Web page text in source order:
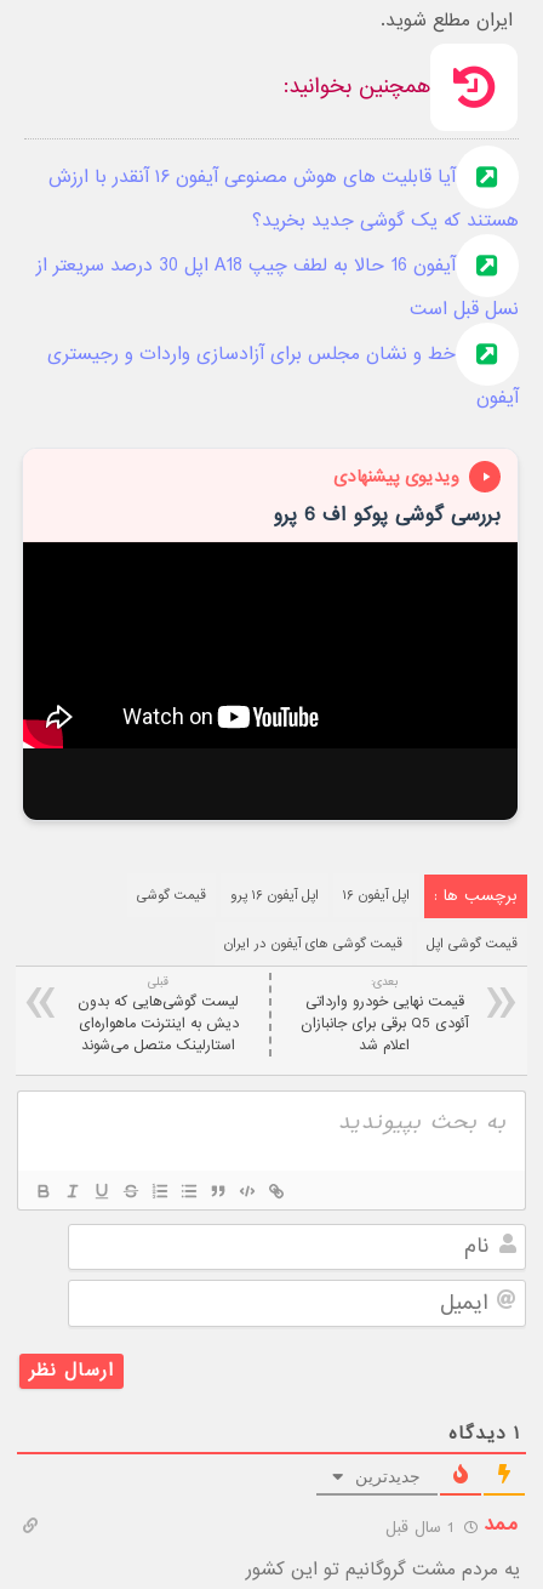
ایران مطلع شوید.
همچنین بخوانید:
آیا قابلیت های هوش مصنوعی آیفون ۱۶ آنقدر با ارزش
هستند که یک گوشی جدید بخرید؟
آیفون 16 حالا به لطف چیپ A18 اپل 30 درصد سریعتر از
نسل قبل است
خط و نشان مجلس برای آزادسازی واردات و رجیستری
آیفون
ویدیوی پیشنهادی
بررسی گوشی پوکو اف 6 پرو
برچسب ها : اپل آیفون ۱۶ اپل آیفون ۱۶ پرو قیمت گوشی
قیمت گوشی اپل قیمت گوشی های آیفون در ایران
قبلی
لیست گوشی‌هایی که بدون
دیش به اینترنت ماهواره‌ای
استارلینک متصل می‌شوند
بعدی:
قیمت نهایی خودرو وارداتی
آئودی Q5 برقی برای جانبازان
اعلام شد
نام
۱ دیدگاه
جدیدترین
ممد
یه مردم مشت گروگانیم تو این کشور